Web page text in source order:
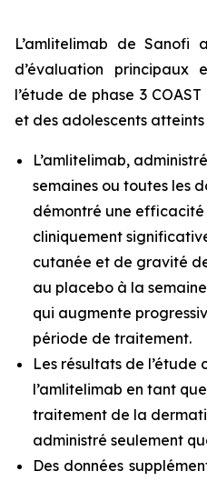
L’amlitelimab de
d’évaluation principaux
l’étude de phase 3
et des adolescents
L’amlitelimab,
semaines ou toutes les
démontré une
cliniquement
cutanée et de gravité
au placebo à la
qui augmente
période de traitement.
Les résultats de
l’amlitelimab en tant
traitement de la
administré seulement
Des données